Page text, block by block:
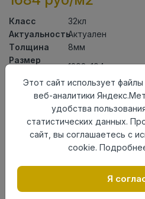
Класс
32кл
АктуальностьАктуален
Толщина
8мм
Размер
1292×194мм
Теплый пол
до +27 градусов
Фаска
4V
TС-Lock
Страна
происхождения
Россия
Добавить в
Этот сайт использует
веб-аналитики
удобства
статистических данных.
сайт, вы соглашаетесь с
cookie.
Я